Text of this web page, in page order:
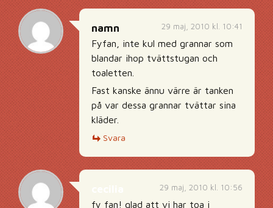
29 maj, 2010 kl. 10:41
namn
Fyfan, inte kul med grannar som
blandar ihop tvättstugan och
toaletten.
Fast kanske ännu värre är tanken
på var dessa grannar tvättar sina
kläder.
Svara
29 maj, 2010 kl. 10:56
fy fan! glad att vi har toa i